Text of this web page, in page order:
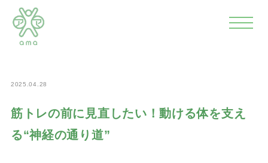
ホーム>
筋トレの前に見直したい！動け
る体を支える“神経の通り道”
2025.04.28
筋トレの前に見直したい！動ける体を支え
る“神経の通り道”